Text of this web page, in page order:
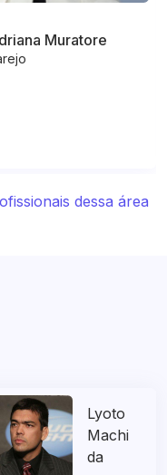
Muratore
dessa área
Lyoto
Machi
da